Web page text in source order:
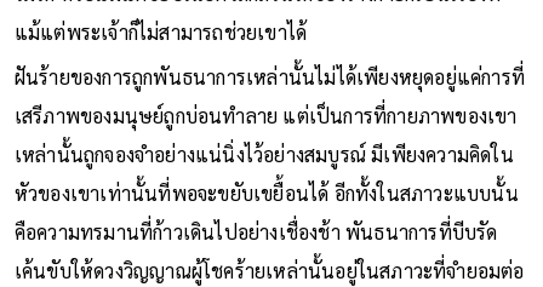
ไม่ได้ หรือแม้แต่ขยับเนื้อตัวสักส่วนใดของร่างกายก็เป็นเรื่องที่
แม้แต่พระเจ้าก็ไม่สามารถช่วยเขาได้
ฝันร้ายของการถูกพันธนาการเหล่านั้นไม่ได้เพียงหยุดอยู่แค่การที่
เสรีภาพของมนุษย์ถูกบ่อนทำลาย แต่เป็นการที่กายภาพของเขา
เหล่านั้นถูกจองจำอย่างแน่นิ่งไว้อย่างสมบูรณ์ มีเพียงความคิดใน
หัวของเขาเท่านั้นที่พอจะขยับเขยื้อนได้ อีกทั้งในสภาวะแบบนั้น
คือความทรมานที่ก้าวเดินไปอย่างเชื่องช้า พันธนาการที่บีบรัด